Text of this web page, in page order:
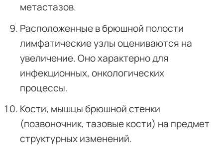
метастазов.
Расположенные в брюшной полости
лимфатические узлы оцениваются на
увеличение. Оно характерно для
инфекционных, онкологических
процессы.
Кости, мышцы брюшной стенки
(позвоночник, тазовые кости) на предмет
структурных изменений.